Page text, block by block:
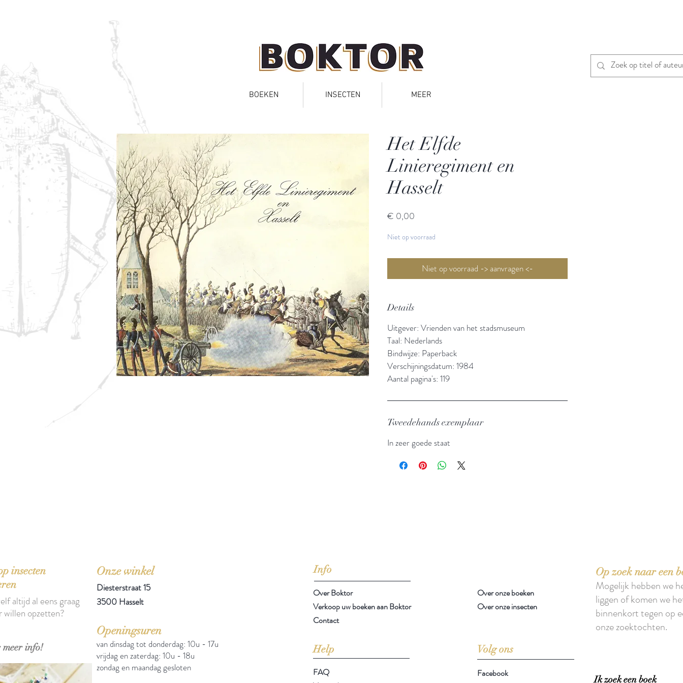
BOEKEN INSECTEN MEER
Het Elfde
Linieregiment en
Hasselt
€ 0,00
Niet op voorraad
Niet op voorraad -> aanvragen <-
Details
Uitgever: Vrienden van het stadsmuseum
Taal: Nederlands
Bindwijze: Paperback
Verschijningsdatum: 1984
Aantal pagina's: 119
Tweedehands exemplaar
In zeer goede staat
insecten
info!
altijd al eens graag
willen opzetten?
Onze winkel
Diesterstraat 15
3500 Hasselt
Openingsuren
van dinsdag tot donderdag: 10u - 17u
vrijdag en zaterdag: 10u - 18u
zondag en maandag gesloten
Info
Over Boktor
Verkoop uw boeken aan Boktor
Contact
Help Volg ons
Op zoek naar een
Mogelijk hebben we
liggen of komen we
binnenkort tegen op
onze zoektochten.
FAQ
Facebook
Ik zoek een boek
Over onze boeken
Over onze insecten